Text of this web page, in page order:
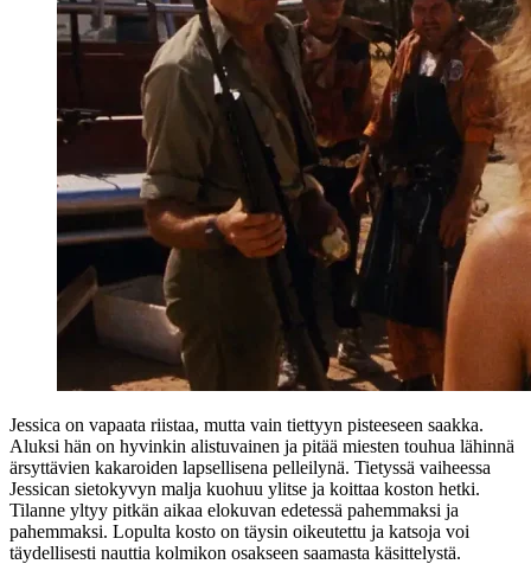
Jessica on vapaata riistaa, mutta vain tiettyyn pisteeseen saakka.
Aluksi hän on hyvinkin alistuvainen ja pitää miesten touhua lähinnä
ärsyttävien kakaroiden lapsellisena pelleilynä. Tietyssä vaiheessa
Jessican sietokyvyn malja kuohuu ylitse ja koittaa koston hetki.
Tilanne yltyy pitkän aikaa elokuvan edetessä pahemmaksi ja
pahemmaksi. Lopulta kosto on täysin oikeutettu ja katsoja voi
täydellisesti nauttia kolmikon osakseen saamasta käsittelystä.